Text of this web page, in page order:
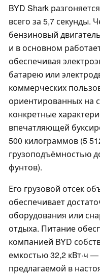
BYD Shark
всего за 5,7 секунды.
бензиновый
и в основном
обеспечивая
батарею или
коммерческих
ориентированных на
конкретные
впечатляющей
500 килограммов (5
грузоподъёмностью
фунтов).
Его грузовой отсек
обеспечивает
оборудования или
отдыха. Питание
компанией BYD
емкостью 32,2 кВт·ч
предлагаемой в